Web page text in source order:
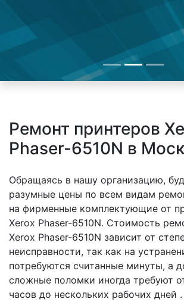
Ремонт принтеров
Phaser-6510N в
Обращаясь в нашу организацию,
разумные цены по всем видам
на фирменные комплектующие от
Xerox Phaser-6510N. Стоимость
Xerox Phaser-6510N зависит от
неисправности, так как на
потребуются считанные минуты, а
сложные поломки иногда требуют
часов до нескольких рабочих дней